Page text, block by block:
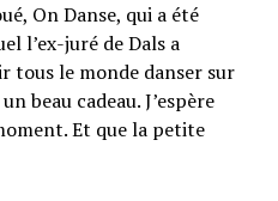
On Danse, qui a été
l’ex-juré de Dals a
tous le monde danser sur
beau cadeau. J’espère
Et que la petite